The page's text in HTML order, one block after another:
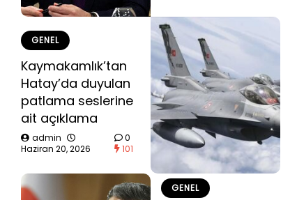
GENEL
Kaymakamlık’tan
Hatay’da duyulan
patlama seslerine
ait açıklama
admin
Haziran 20, 2026
0
101
GENEL